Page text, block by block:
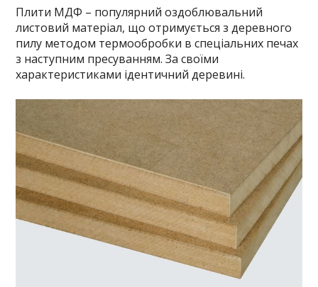
Плити МДФ – популярний оздоблювальний
листовий матеріал, що отримується з деревного
пилу методом термообробки в спеціальних печах
з наступним пресуванням. За своїми
характеристиками ідентичний деревині.